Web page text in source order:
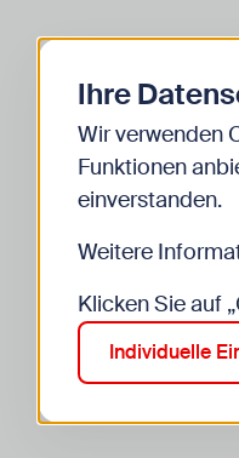
Start Kinder
Ihre
Wir verwenden
Funktionen
einverstanden.
Weitere
Klicken Sie auf
Individuelle